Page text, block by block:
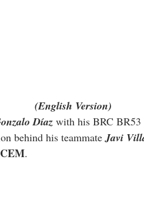
(English Version)
Díaz with his BRC BR53
behind his teammate Javi
CEM.